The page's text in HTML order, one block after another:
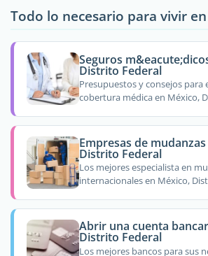
Todo lo necesario para vivir
Seguros
Distrito Federal
Presupuestos y consejos para
cobertura médica en México,
Empresas de
Distrito Federal
Los mejores especialista en
internacionales en México,
Abrir una cuenta
Distrito Federal
Los mejores bancos para sus